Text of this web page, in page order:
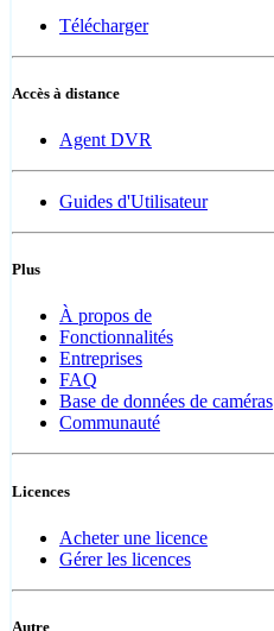
Télécharger
Accès à distance
Agent DVR
Guides d'Utilisateur
Plus
À propos de
Fonctionnalités
Entreprises
FAQ
Base de données de caméras
Communauté
Licences
Acheter une licence
Gérer les licences
Autre